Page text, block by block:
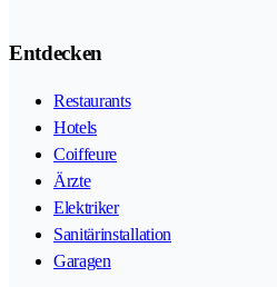
Entdecken
Restaurants
Hotels
Coiffeure
Ärzte
Elektriker
Sanitärinstallation
Garagen